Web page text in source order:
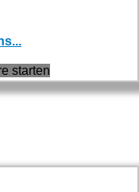
starten